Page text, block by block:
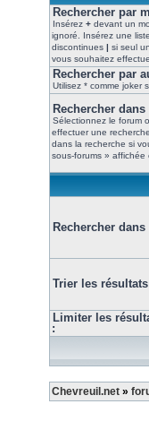
Rechercher par
Insérez + devant un
ignoré. Insérez une
discontinues | si seul
vous souhaitez
Rechercher par
Utilisez * comme joker
Rechercher
Sélectionnez le forum
effectuer une
dans la recherche si
sous-forums » affichée
Rechercher
Trier les
Limiter les
:
Chevreuil.net »